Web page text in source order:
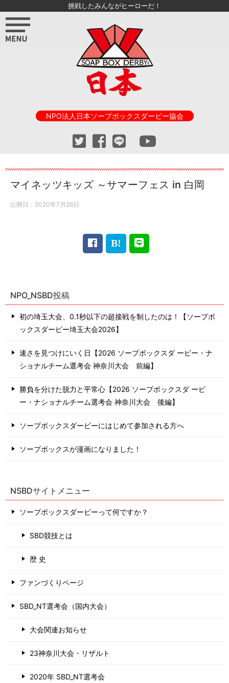
挑戦したみんながヒーローだ！
NPO法人日本ソープボックスダービー協会
マイネッツキッズ ～サマーフェス in 白岡
公開日： 2020年7月26日
NPO_NSBD投稿
初の埼玉大会、0.1秒以下の超接戦を制したのは！【ソープボ
ックスダービー埼玉大会2026】
速さを見つけにいく日【2026 ソープボックスダ ービー・ナ
ショナルチーム選考会 神奈川⼤会 前編】
勝負を分けた脱力と平常心【2026 ソープボックスダ ービ
ー・ナショナルチーム選考会 神奈川⼤会 後編】
ソープボックスダービーにはじめて参加される方へ
ソープボックスが漫画になりました！
NSBDサイトメニュー
ソープボックスダービーって何ですか？
SBD競技とは
歴 史
ファンづくりページ
SBD_NT選考会（国内大会）
大会関連お知らせ
23神奈川大会・リザルト
2020年 SBD_NT選考会